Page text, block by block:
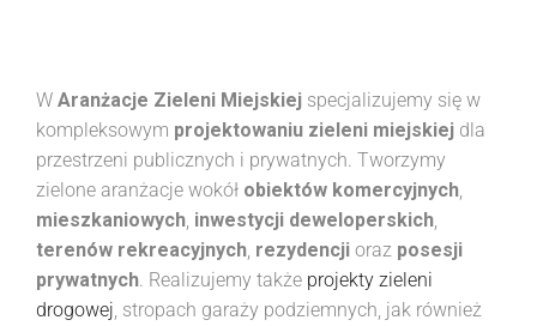
W Aranżacje Zieleni Miejskiej specjalizujemy się w
kompleksowym projektowaniu zieleni miejskiej dla
przestrzeni publicznych i prywatnych. Tworzymy
zielone aranżacje wokół obiektów komercyjnych,
mieszkaniowych, inwestycji deweloperskich,
terenów rekreacyjnych, rezydencji oraz posesji
prywatnych. Realizujemy także projekty zieleni
drogowej, stropach garaży podziemnych, jak również